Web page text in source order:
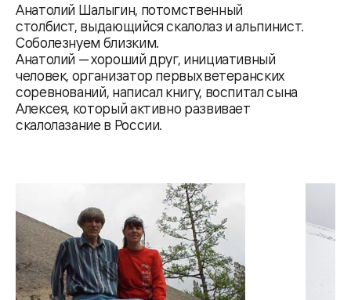
Анатолий Шалыгин, потомственный
столбист, выдающийся скалолаз и альпинист.
Соболезнуем близким.
Анатолий — хороший друг, инициативный
человек, организатор первых ветеранских
соревнований, написал книгу, воспитал сына
Алексея, который активно развивает
скалолазание в России.